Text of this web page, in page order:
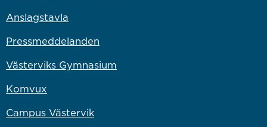
Anslagstavla
Pressmeddelanden
Västerviks Gymnasium
Komvux
Campus Västervik